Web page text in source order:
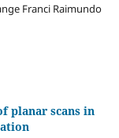
Franci Raimundo
planar scans in